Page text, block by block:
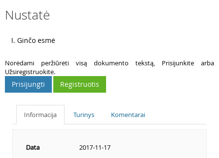
Nustatė
I. Ginčo esmė
Norėdami peržiūrėti visą dokumento tekstą, Prisijunkite arba
Užsiregistruokite.
Prisijungti Registruotis
Informacija Turinys Komentarai
Data
2017-11-17